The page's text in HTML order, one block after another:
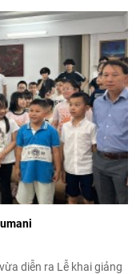
diễn ra Lễ khai giảng